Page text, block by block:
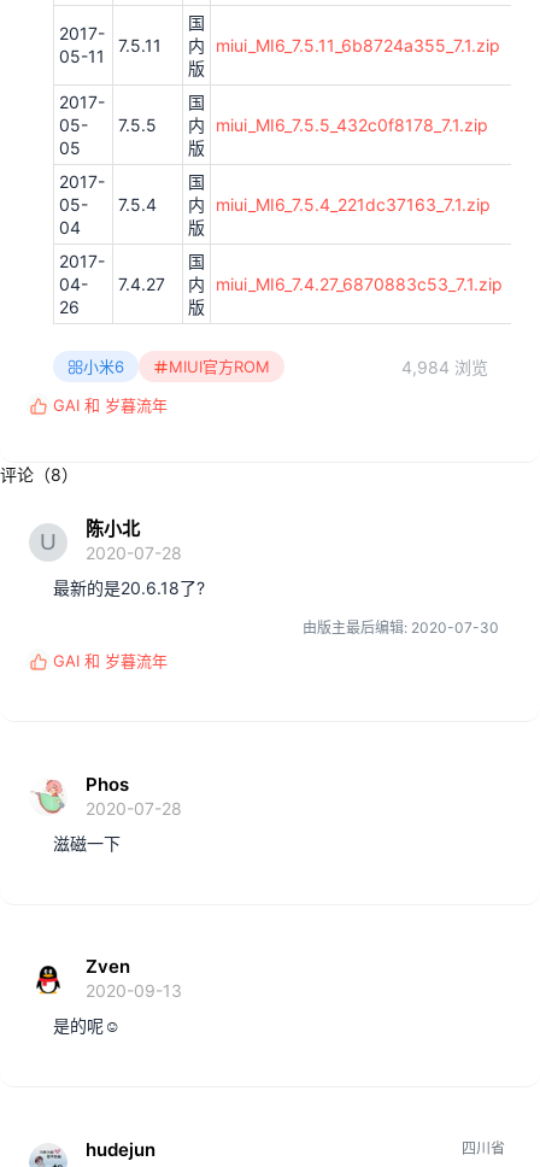
2017-
05-11
7.5.11
国
内
版
miui_MI6_7.5.11_6b8724a355_7.1.zip
2017-
05-
05
7.5.5
国
内
版
miui_MI6_7.5.5_432c0f8178_7.1.zip
2017-
05-
04
7.5.4
国
内
版
miui_MI6_7.5.4_221dc37163_7.1.zip
2017-
04-
26
7.4.27
国
内
版
miui_MI6_7.4.27_6870883c53_7.1.zip
小米6 MIUI官方ROM 4,984 浏览
反 GAI 和 岁暮流年
评论（8）
陈小北
2020-07-28
最新的是20.6.18了?
由版主最后编辑: 2020-07-30
反 GAI 和 岁暮流年
Phos
2020-07-28
滋磁一下
Zven
2020-09-13
是的呢☺
hudejun 四川省